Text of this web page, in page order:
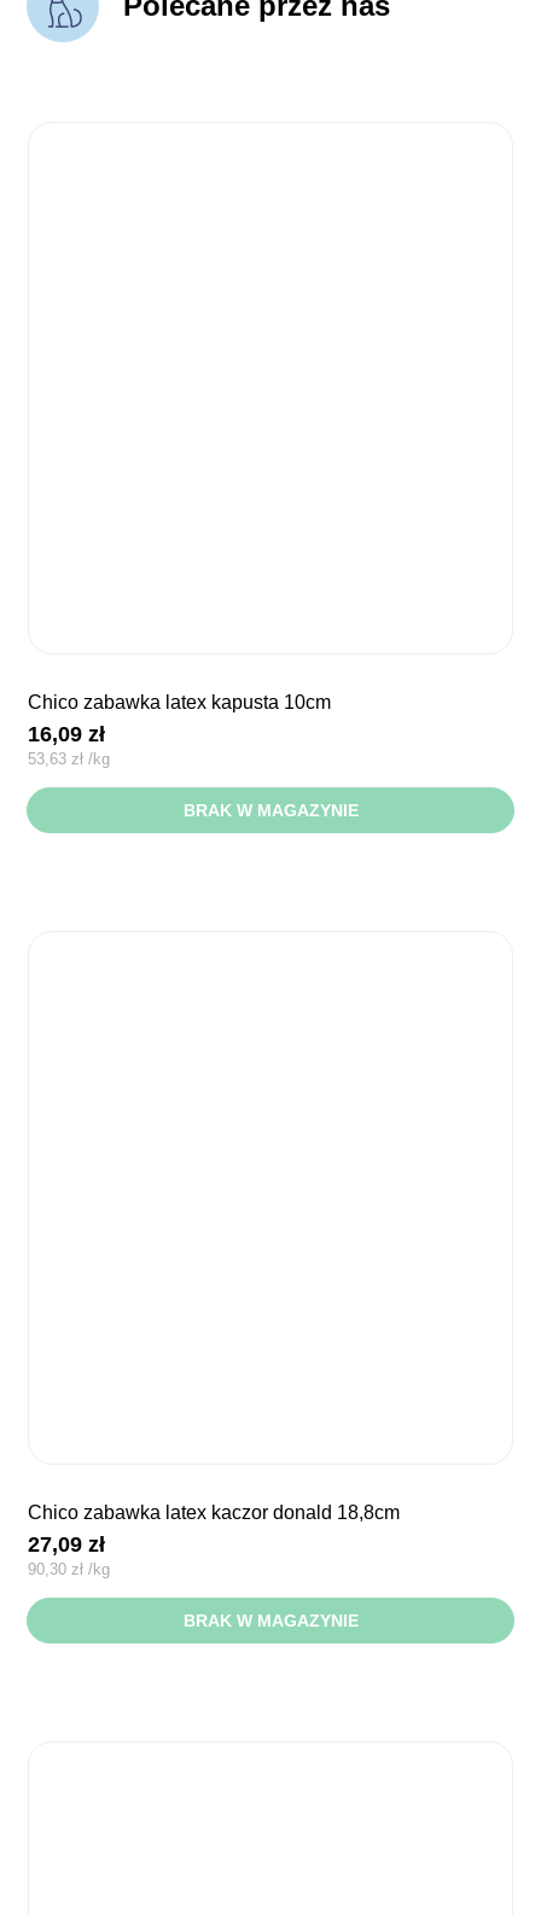
chico zabawka latex kapusta 10cm
16,09zł
53,63zł /kg
BRAK W MAGAZYNIE
chico zabawka latex kaczor donald 18,8cm
27,09zł
90,30 zł /kg
BRAK W MAGAZYNIE